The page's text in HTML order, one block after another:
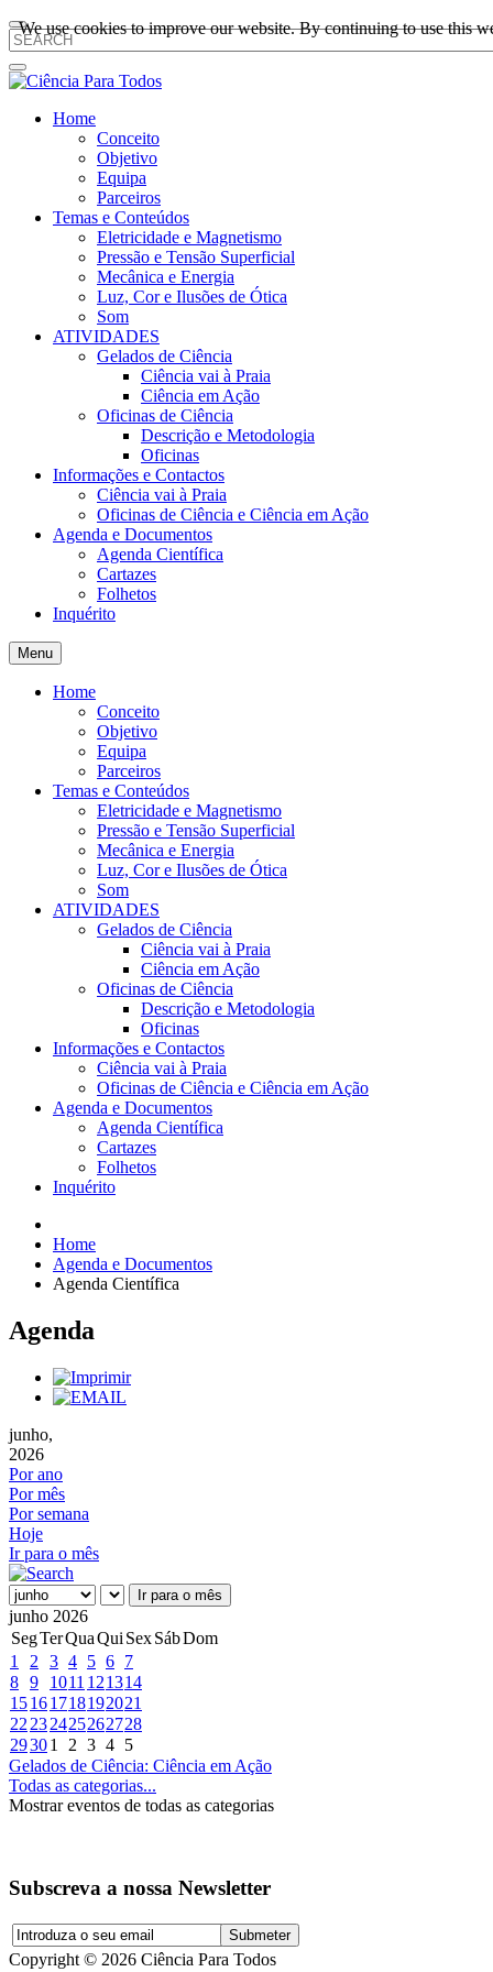
Home
Conceito
Objetivo
Equipa
Parceiros
Temas e Conteúdos
Eletricidade e Magnetismo
Pressão e Tensão Superficial
Mecânica e Energia
Luz, Cor e Ilusões de Ótica
Som
ATIVIDADES
Gelados de Ciência
Ciência vai à Praia
Ciência em Ação
Oficinas de Ciência
Descrição e Metodologia
Oficinas
Informações e Contactos
Ciência vai à Praia
Oficinas de Ciência e Ciência em Ação
Agenda e Documentos
Agenda Científica
Cartazes
Folhetos
Inquérito
Menu
Home
Conceito
Objetivo
Equipa
Parceiros
Temas e Conteúdos
Eletricidade e Magnetismo
Pressão e Tensão Superficial
Mecânica e Energia
Luz, Cor e Ilusões de Ótica
Som
ATIVIDADES
Gelados de Ciência
Ciência vai à Praia
Ciência em Ação
Oficinas de Ciência
Descrição e Metodologia
Oficinas
Informações e Contactos
Ciência vai à Praia
Oficinas de Ciência e Ciência em Ação
Agenda e Documentos
Agenda Científica
Cartazes
Folhetos
Inquérito
Home
Agenda e Documentos
Agenda Científica
Agenda
junho,
2026
Por ano
Por mês
Por semana
Hoje
Ir para o mês
Ir para o mês
junho 2026
SegTerQuaQui SexSábDom
1
2 3 4 5 6 7
8 9 1011 121314
15161718192021
22 232425262728
29301 2 3 4 5
Gelados de Ciência: Ciência em Ação
Todas as categorias...
Mostrar eventos de todas as categorias
Subscreva a nossa Newsletter
Copyright © 2026 Ciência Para Todos
We use cookies to improve our website. By continuing to use this